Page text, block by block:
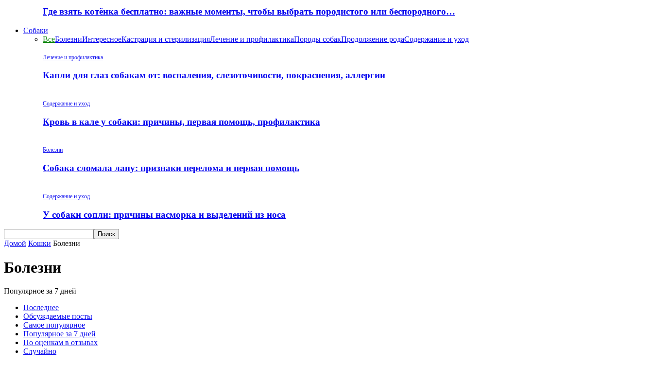
Где взять котёнка бесплатно: важные моменты, чтобы выбрать породистого или беспородного…
Собаки
ВсеБолезниИнтересноеКастрация и стерилизацияЛечение и профилактикаПороды собакПродолжение родаСодержание и уход
Лечение и профилактика
Капли для глаз собакам от: воспаления, слезоточивости, покраснения, аллергии
Содержание и уход
Кровь в кале у собаки: причины, первая помощь, профилактика
Болезни
Собака сломала лапу: признаки перелома и первая помощь
Содержание и уход
У собаки сопли: причины насморка и выделений из носа
Домой Кошки Болезни
Болезни
Популярное за 7 дней
Последнее
Обсуждаемые посты
Самое популярное
Популярное за 7 дней
По оценкам в отзывах
Случайно